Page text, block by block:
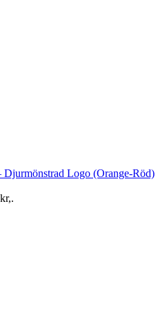
Logo (Orange-Röd)
,.